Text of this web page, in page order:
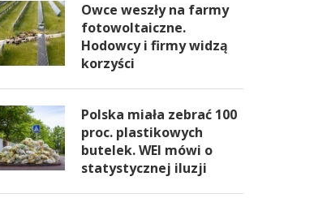
Owce weszły na farmy
fotowoltaiczne.
Hodowcy i firmy widzą
korzyści
Polska miała zebrać 100
proc. plastikowych
butelek. WEI mówi o
statystycznej iluzji